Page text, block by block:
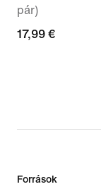
pár)
17,99
17,99 €
Források